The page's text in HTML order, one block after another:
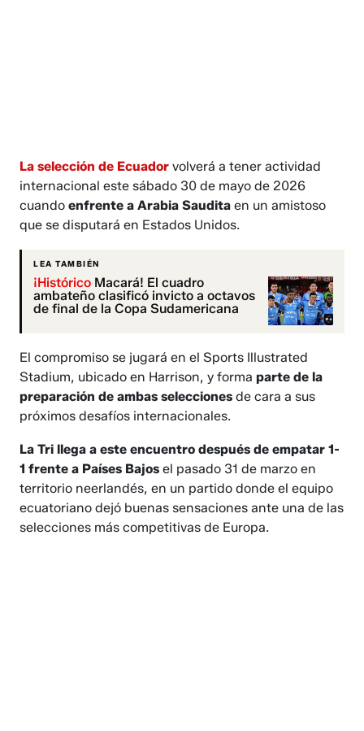
La selección de Ecuador volverá a tener actividad
internacional este sábado 30 de mayo de 2026
cuandoenfrente a Arabia Saudita en un amistoso
que se disputará en Estados Unidos.
LEA TAMBIÉN
¡Histórico Macará! El cuadro
ambateño clasificó invicto a octavos
de final de la Copa Sudamericana
El compromiso se jugará en el Sports Illustrated
Stadium, ubicado en Harrison, y formaparte de la
preparación de ambas selecciones de cara a sus
próximos desafíos internacionales.
La Tri llega a este encuentro después de empatar 1-
1 frente a Países Bajos el pasado 31 de marzo en
territorio neerlandés, en un partido donde el equipo
ecuatoriano dejó buenas sensaciones ante una de las
selecciones más competitivas de Europa.